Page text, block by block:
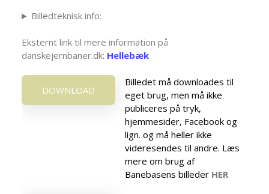
Billedteknisk info:
Eksternt link til mere information på
danskejernbaner.dk: Hellebæk
DOWNLOAD
Billedet må downloades til
eget brug, men må ikke
publiceres på tryk,
hjemmesider, Facebook og
lign. og må heller ikke
videresendes til andre. Læs
mere om brug af
Banebasens billeder HER